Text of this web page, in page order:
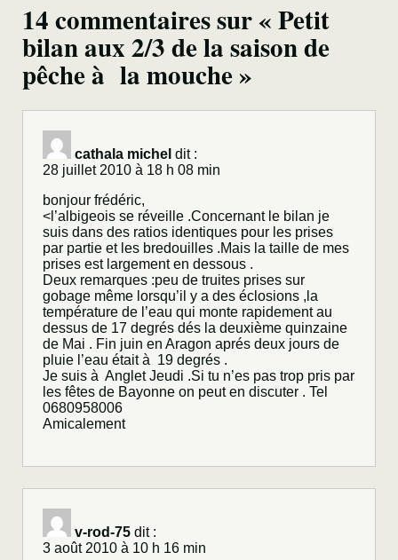
14 commentaires sur « Petit
bilan aux 2/3 de la saison de
pêche à la mouche »
cathala michel dit :
28 juillet 2010 à 18 h 08 min
bonjour frédéric,
<l’albigeois se réveille .Concernant le bilan je
suis dans des ratios identiques pour les prises
par partie et les bredouilles .Mais la taille de mes
prises est largement en dessous .
Deux remarques :peu de truites prises sur
gobage même lorsqu’il y a des éclosions ,la
température de l’eau qui monte rapidement au
dessus de 17 degrés dés la deuxième quinzaine
de Mai . Fin juin en Aragon aprés deux jours de
pluie l’eau était à 19 degrés .
Je suis à Anglet Jeudi .Si tu n’es pas trop pris par
les fêtes de Bayonne on peut en discuter . Tel
0680958006
Amicalement
v-rod-75 dit :
3 août 2010 à 10 h 16 min